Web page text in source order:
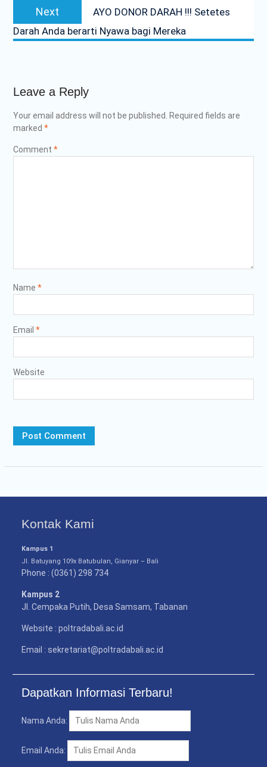
Next
post:
AYO DONOR DARAH !!! Setetes
Darah Anda berarti Nyawa bagi Mereka
Leave a Reply
Your email address will not be published.
Required fields are
marked *
Comment *
Name *
Email *
Website
Kontak Kami
Kampus 1
Jl. Batuyang 109x Batubulan, Gianyar – Bali
Phone : (0361) 298 734
Kampus 2
Jl. Cempaka Putih, Desa Samsam, Tabanan
Website : poltradabali.ac.id
Email : sekretariat@poltradabali.ac.id
Dapatkan Informasi Terbaru!
Nama Anda:
Email Anda: